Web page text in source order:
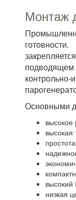
Монтаж
Основными
высокое
высокая
низкая